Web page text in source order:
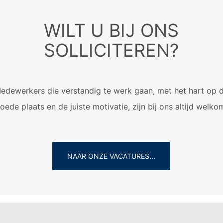
WILT U BIJ ONS
SOLLICITEREN?
die verstandig te werk gaan, met het hart op
plaats en de juiste motivatie, zijn bij ons altijd
NAAR ONZE VACATURES...